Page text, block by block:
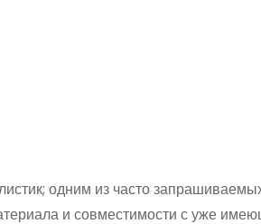
одним из часто
и совместимости с уже